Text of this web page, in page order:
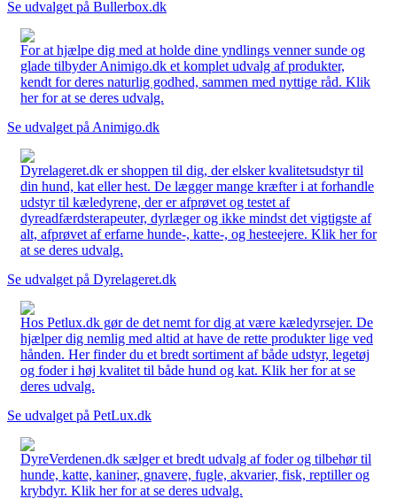
Se udvalget på Bullerbox.dk
For at hjælpe dig med at holde dine yndlings venner sunde og
glade tilbyder Animigo.dk et komplet udvalg af produkter,
kendt for deres naturlig godhed, sammen med nyttige råd. Klik
her for at se deres udvalg.
Se udvalget på Animigo.dk
Dyrelageret.dk er shoppen til dig, der elsker kvalitetsudstyr til
din hund, kat eller hest. De lægger mange kræfter i at forhandle
udstyr til kæledyrene, der er afprøvet og testet af
dyreadfærdsterapeuter, dyrlæger og ikke mindst det vigtigste af
alt, afprøvet af erfarne hunde-, katte-, og hesteejere. Klik her for
at se deres udvalg.
Se udvalget på Dyrelageret.dk
Hos Petlux.dk gør de det nemt for dig at være kæledyrsejer. De
hjælper dig nemlig med altid at have de rette produkter lige ved
hånden. Her finder du et bredt sortiment af både udstyr, legetøj
og foder i høj kvalitet til både hund og kat. Klik her for at se
deres udvalg.
Se udvalget på PetLux.dk
DyreVerdenen.dk sælger et bredt udvalg af foder og tilbehør til
hunde, katte, kaniner, gnavere, fugle, akvarier, fisk, reptiller og
krybdyr. Klik her for at se deres udvalg.